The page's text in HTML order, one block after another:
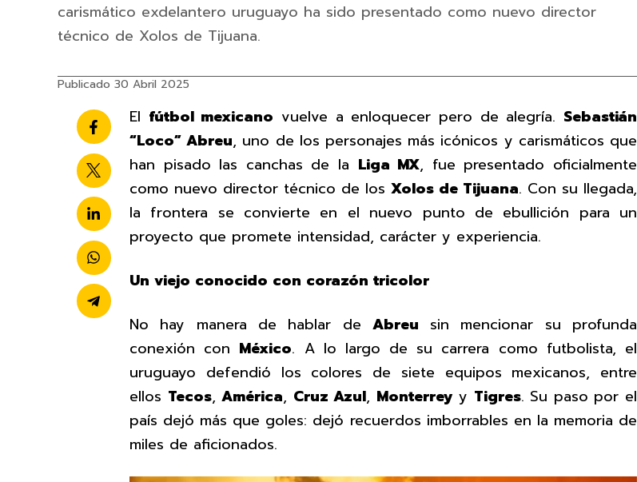
carismático exdelantero uruguayo ha sido presentado como nuevo director
técnico de Xolos de Tijuana.
Publicado 30 Abril 2025
El fútbol mexicano vuelve a enloquecer pero de alegría. Sebastián
“Loco” Abreu, uno de los personajes más icónicos y carismáticos que
han pisado las canchas de la Liga MX, fue presentado oficialmente
como nuevo director técnico de los Xolos de Tijuana. Con su llegada,
la frontera se convierte en el nuevo punto de ebullición para un
proyecto que promete intensidad, carácter y experiencia.
Un viejo conocido con corazón tricolor
No hay manera de hablar de Abreu sin mencionar su profunda
conexión con México. A lo largo de su carrera como futbolista, el
uruguayo defendió los colores de siete equipos mexicanos, entre
ellos Tecos,América, Cruz Azul, Monterrey y Tigres. Su paso por el
país dejó más que goles: dejó recuerdos imborrables en la memoria de
miles de aficionados.